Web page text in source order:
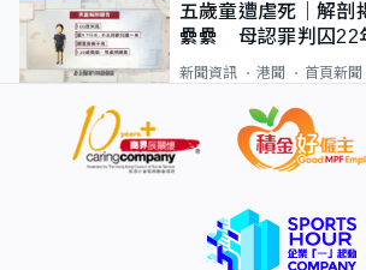
五歲童遭虐死｜解剖
纍纍 母認罪判囚22
類案最惡劣
新聞資訊 港聞 首頁新聞